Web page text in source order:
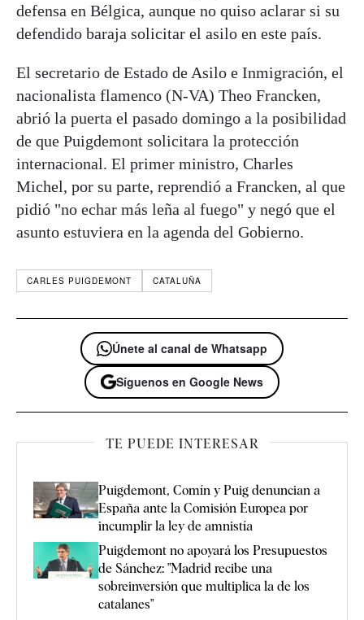
defensa en Bélgica, aunque no quiso aclarar si su
defendido baraja solicitar el asilo en este país.
El secretario de Estado de Asilo e Inmigración, el
nacionalista flamenco (N-VA) Theo Francken,
abrió la puerta el pasado domingo a la posibilidad
de que Puigdemont solicitara la protección
internacional. El primer ministro, Charles
Michel, por su parte, reprendió a Francken, al que
pidió "no echar más leña al fuego" y negó que el
asunto estuviera en la agenda del Gobierno.
CARLES PUIGDEMONT CATALUÑA
Únete al canal de Whatsapp
Síguenos en Google News
TE PUEDE INTERESAR
Puigdemont, Comín y Puig denuncian a
España ante la Comisión Europea por
incumplir la ley de amnistía
Puigdemont no apoyará los Presupuestos
de Sánchez: "Madrid recibe una
sobreinversión que multiplica la de los
catalanes"